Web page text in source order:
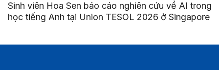
Sinh viên Hoa Sen báo cáo nghiên cứu về AI trong
học tiếng Anh tại Union TESOL 2026 ở Singapore